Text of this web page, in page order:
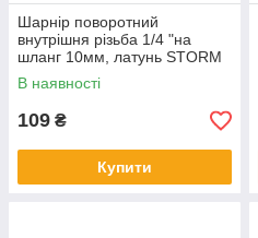
Шарнір поворотний
внутрішня різьба 1/4 "на
шланг 10мм, латунь STORM
В наявності
109 ₴
Купити